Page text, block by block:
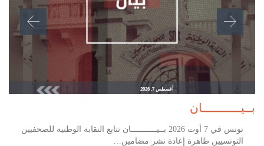
أغسطس 7, 2026
بــيـــــــــــان
تونس في 7 أوت 2026 بــيـــــــــــان تتابع النقابة الوطنية للصحفيين
التونسيين ظاهرة إعادة نشر مضامين…